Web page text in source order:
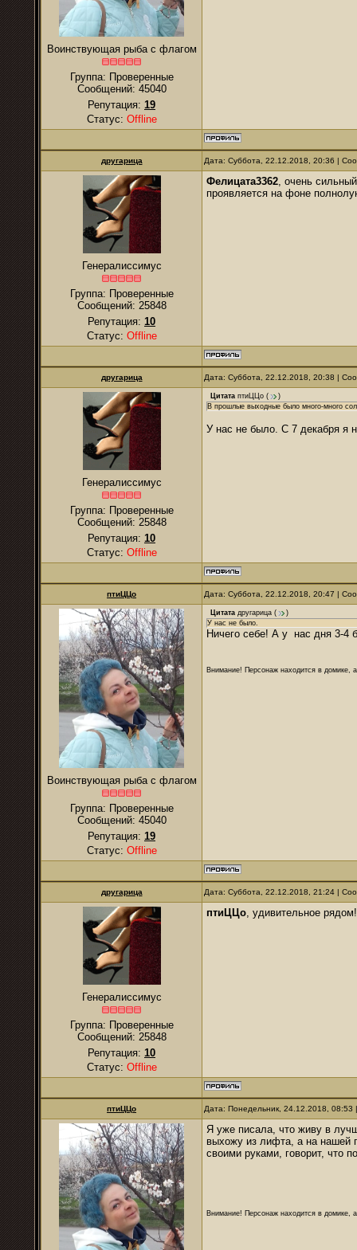
Воинствующая рыба с флагом
Группа: Проверенные
Сообщений: 45040
Репутация: 19
Статус: Offline
другарица Дата: Суббота, 22.12.2018, 20:36 |
Генералиссимус
Группа: Проверенные
Сообщений: 25848
Репутация: 10
Статус: Offline
Фелицата3362, очень
проявляется на фоне
другарица Дата: Суббота, 22.12.2018, 20:38 |
Генералиссимус
Группа: Проверенные
Сообщений: 25848
Репутация: 10
Статус: Offline
Цитата птиЦЦо (
)
В прошлые выходные было много-много
У нас не было. С 7 декабря я
птиЦЦо Дата: Суббота, 22.12.2018, 20:47 |
Воинствующая рыба с флагом
Группа: Проверенные
Сообщений: 45040
Репутация: 19
Статус: Offline
Цитата другарица (
)
У нас не было.
Ничего себе! А у нас дня 3-4
Внимание! Персонаж находится в домике,
другарица Дата: Суббота, 22.12.2018, 21:24 |
Генералиссимус
Группа: Проверенные
Сообщений: 25848
Репутация: 10
Статус: Offline
птиЦЦо, удивительное рядом!
птиЦЦо Дата: Понедельник, 24.12.2018,
Я уже писала, что живу в
выхожу из лифта, а на нашей
своими руками, говорит, что
Внимание! Персонаж находится в домике,